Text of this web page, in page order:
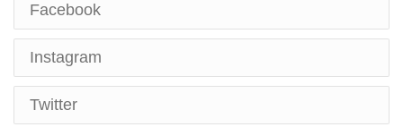
Ni de acuerdo ni en desacuerdo
5 - Muy en acuerdo
Facebook
Instagram
Twitter